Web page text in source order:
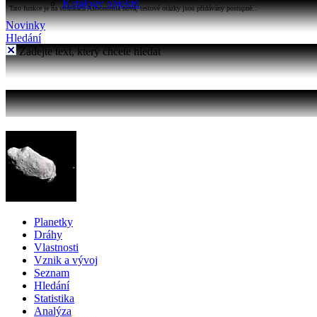
Katalogy objektů
Tato funkce je na stránkách Astronomia nová, testové otázky jsou přidávány postupně...
Novinky
Hledání
Zadejte text, který chcete hledat
Planetky
Dráhy
Vlastnosti
Vznik a vývoj
Seznam
Hledání
Statistika
Analýza